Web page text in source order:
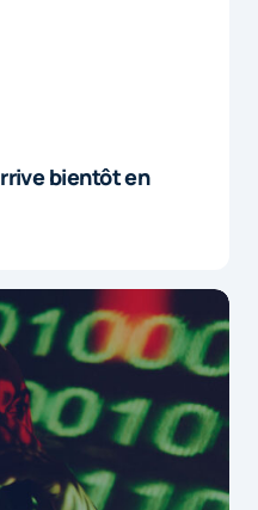
bientôt en